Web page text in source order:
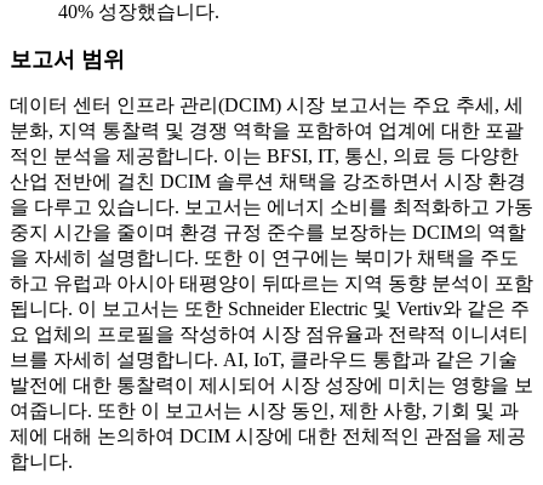
40% 성장했습니다.
보고서 범위
데이터 센터 인프라 관리(DCIM) 시장 보고서는 주요 추세, 세
분화, 지역 통찰력 및 경쟁 역학을 포함하여 업계에 대한 포괄
적인 분석을 제공합니다. 이는 BFSI, IT, 통신, 의료 등 다양한
산업 전반에 걸친 DCIM 솔루션 채택을 강조하면서 시장 환경
을 다루고 있습니다. 보고서는 에너지 소비를 최적화하고 가동
중지 시간을 줄이며 환경 규정 준수를 보장하는 DCIM의 역할
을 자세히 설명합니다. 또한 이 연구에는 북미가 채택을 주도
하고 유럽과 아시아 태평양이 뒤따르는 지역 동향 분석이 포함
됩니다. 이 보고서는 또한 Schneider Electric 및 Vertiv와 같은 주
요 업체의 프로필을 작성하여 시장 점유율과 전략적 이니셔티
브를 자세히 설명합니다. AI, IoT, 클라우드 통합과 같은 기술
발전에 대한 통찰력이 제시되어 시장 성장에 미치는 영향을 보
여줍니다. 또한 이 보고서는 시장 동인, 제한 사항, 기회 및 과
제에 대해 논의하여 DCIM 시장에 대한 전체적인 관점을 제공
합니다.